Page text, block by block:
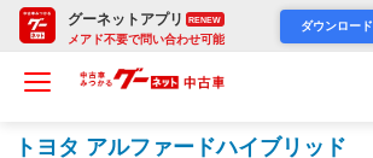
グーネットアプリ RENEW
メアド不要で問い合わせ可能
ダウンロード
トヨタ アルファードハイブリッド